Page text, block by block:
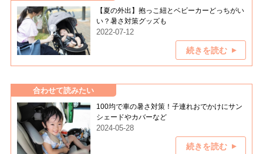
【夏の外出】抱っこ紐とベビーカーどっちがい
い？暑さ対策グッズも
2022-07-12
続きを読む
合わせて読みたい
100均で車の暑さ対策！子連れおでかけにサン
シェードやカバーなど
2024-05-28
続きを読む